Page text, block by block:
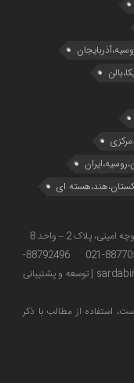
ای
| کدپستی: 1434734368 | تلفن: 88770586-021 88792496-
توسعه و پشتیبانی
استفاده از مطالب با ذكر